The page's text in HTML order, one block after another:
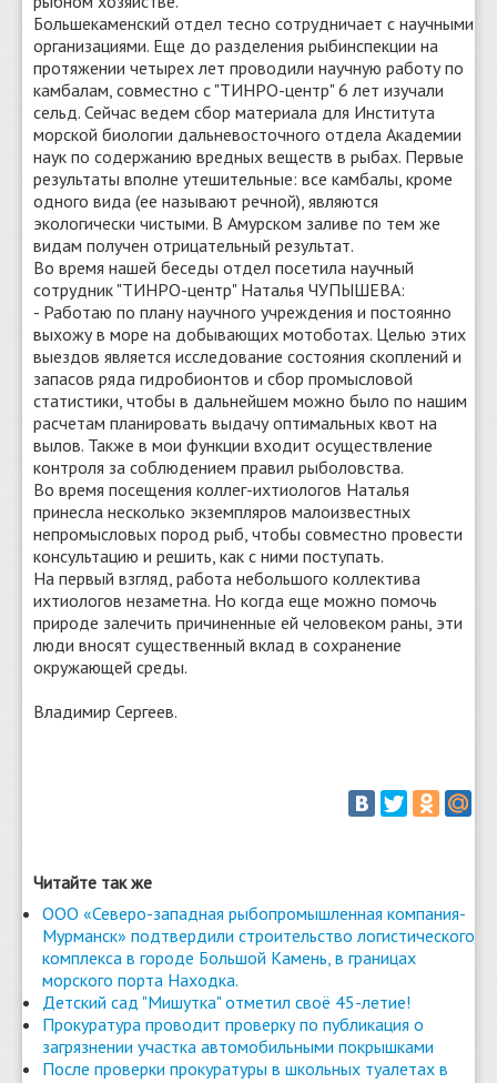
Большекаменский отдел тесно сотрудничает с научными
организациями. Еще до разделения рыбинспекции на
протяжении четырех лет проводили научную работу по
камбалам, совместно с "ТИНРО-центр" 6 лет изучали
сельд. Сейчас ведем сбор материала для Института
морской биологии дальневосточного отдела Академии
наук по содержанию вредных веществ в рыбах. Первые
результаты вполне утешительные: все камбалы, кроме
одного вида (ее называют речной), являются
экологически чистыми. В Амурском заливе по тем же
видам получен отрицательный результат.
Во время нашей беседы отдел посетила научный
сотрудник "ТИНРО-центр" Наталья ЧУПЫШЕВА:
- Работаю по плану научного учреждения и постоянно
выхожу в море на добывающих мотоботах. Целью этих
выездов является исследование состояния скоплений и
запасов ряда гидробионтов и сбор промысловой
статистики, чтобы в дальнейшем можно было по нашим
расчетам планировать выдачу оптимальных квот на
вылов. Также в мои функции входит осуществление
контроля за соблюдением правил рыболовства.
Во время посещения коллег-ихтиологов Наталья
принесла несколько экземпляров малоизвестных
непромысловых пород рыб, чтобы совместно провести
консультацию и решить, как с ними поступать.
На первый взгляд, работа небольшого коллектива
ихтиологов незаметна. Но когда еще можно помочь
природе залечить причиненные ей человеком раны, эти
люди вносят существенный вклад в сохранение
окружающей среды.
Владимир Сергеев.
Читайте так же
ООО «Северо-западная рыбопромышленная компания-
Мурманск» подтвердили строительство логистического
комплекса в городе Большой Камень, в границах
морского порта Находка.
Детский сад "Мишутка" отметил своё 45-летие!
Прокуратура проводит проверку по публикация о
загрязнении участка автомобильными покрышками
После проверки прокуратуры в школьных туалетах в